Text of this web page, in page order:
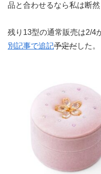
品と合わせるなら私は断然
残り13型の通常販売は2/4
別記事で追記予定だした。